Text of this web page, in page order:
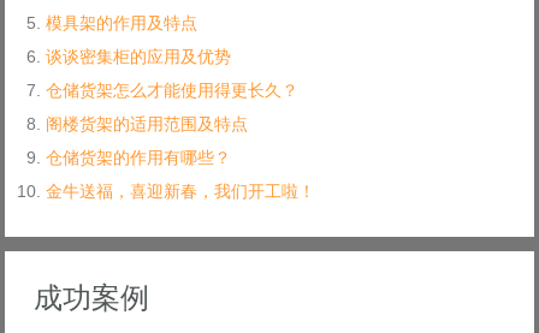
模具架的作用及特点
谈谈密集柜的应用及优势
仓储货架怎么才能使用得更长久？
阁楼货架的适用范围及特点
仓储货架的作用有哪些？
金牛送福，喜迎新春，我们开工啦！
成功案例